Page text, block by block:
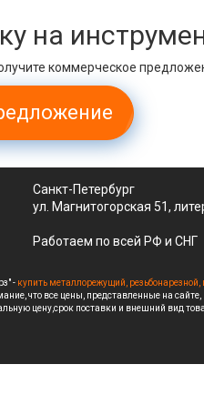
на
коммерческое
Санкт-Петербург
ул. Магнитогорская 51,
Работаем по всей РФ и СНГ
- купить металлорежущий,
что все цены, представленные на
цену,срок поставки и внешний вид